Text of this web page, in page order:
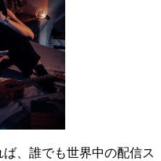
、誰でも世界中の配信ス